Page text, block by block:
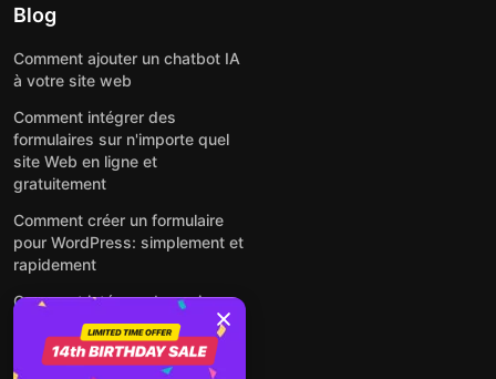
Blog
Comment ajouter un chatbot IA
à votre site web
Comment intégrer des
formulaires sur n'importe quel
site Web en ligne et
gratuitement
Comment créer un formulaire
pour WordPress: simplement et
rapidement
Comment intégrer des avis
Google gratuitement sur un site
web